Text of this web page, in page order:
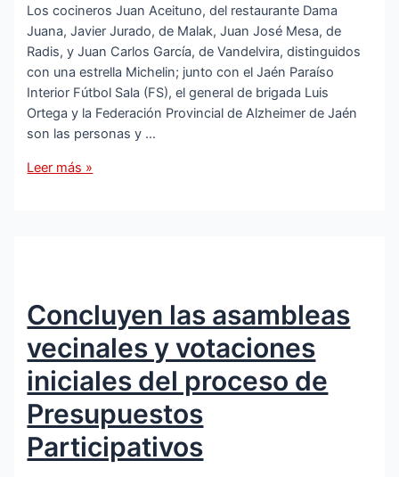
Los cocineros Juan Aceituno, del restaurante Dama
Juana, Javier Jurado, de Malak, Juan José Mesa, de
Radis, y Juan Carlos García, de Vandelvira, distinguidos
con una estrella Michelin; junto con el Jaén Paraíso
Interior Fútbol Sala (FS), el general de brigada Luis
Ortega y la Federación Provincial de Alzheimer de Jaén
son las personas y …
Los
FS,
entre
los
galardonados
con
los
Premios
de
Leer más »
Concluyen las asambleas
vecinales y votaciones
iniciales del proceso de
Presupuestos
Participativos